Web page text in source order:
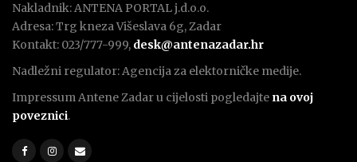
Nakladnik: ANTENA PORTAL j.d.o.o.
Adresa: Trg kneza Višeslava 6g, Zadar
Kontakt: 023/777-999, desk@antenazadar.hr
Nadležni regulator: Agencija za elektorničke medije.
Impressum Antene Zadar u cijelosti pogledajte na ovoj
poveznici.